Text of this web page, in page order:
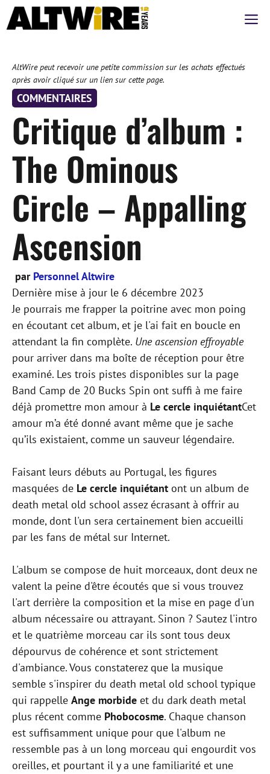
Aller
au
AltWire peut recevoir une petite commission sur les achats effectués
après avoir cliqué sur un lien sur cette page.
COMMENTAIRES
Critique d’album :
The Ominous
Circle – Appalling
Ascension
par Personnel Altwire
Dernière mise à jour le 6 décembre 2023
Je pourrais me frapper la poitrine avec mon poing
en écoutant cet album, et je l'ai fait en boucle en
attendant la fin complète. Une ascension effroyable
pour arriver dans ma boîte de réception pour être
examiné. Les trois pistes disponibles sur la page
Band Camp de 20 Bucks Spin ont suffi à me faire
déjà promettre mon amour à Le cercle inquiétantCet
amour m’a été donné avant même que je sache
qu’ils existaient, comme un sauveur légendaire.
Faisant leurs débuts au Portugal, les figures
masquées de Le cercle inquiétant ont un album de
death metal old school assez écrasant à offrir au
monde, dont l'un sera certainement bien accueilli
par les fans de métal sur Internet.
L'album se compose de huit morceaux, dont deux ne
valent la peine d'être écoutés que si vous trouvez
l'art derrière la composition et la mise en page d'un
album nécessaire ou attrayant. Sinon ? Sautez l'intro
et le quatrième morceau car ils sont tous deux
dépourvus de cohérence et sont strictement
d'ambiance. Vous constaterez que la musique
semble s'inspirer du death metal old school typique
qui rappelle Ange morbide et du dark death metal
plus récent comme Phobocosme. Chaque chanson
est suffisamment unique pour que l'album ne
ressemble pas à un long morceau qui engourdit vos
oreilles, et pourtant il y a une familiarité et une